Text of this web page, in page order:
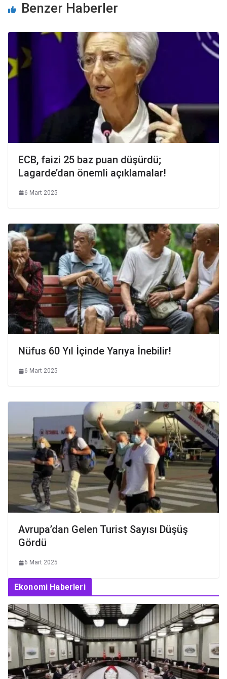
Benzer Haberler
ECB, faizi 25 baz puan düşürdü;
Lagarde’dan önemli açıklamalar!
6 Mart 2025
Nüfus 60 Yıl İçinde Yarıya İnebilir!
6 Mart 2025
Avrupa’dan Gelen Turist Sayısı Düşüş
Gördü
6 Mart 2025
Ekonomi Haberleri